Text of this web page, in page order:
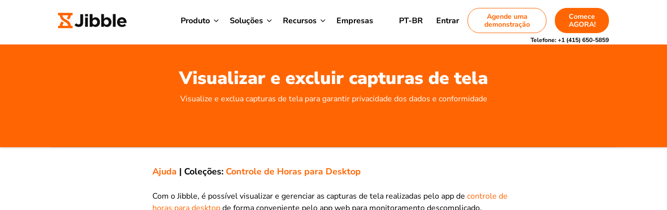
Produto Soluções Recursos Empresas PT-BR Entrar
Agende uma
demonstração
Comece
AGORA!
Telefone:+1 (415) 650-5859
Visualizar e excluir capturas de tela
Visualize e exclua capturas de tela para garantir privacidade dos dados e conformidade
Ajuda | Coleções: Controle de Horas para Desktop
Com o Jibble, é possível visualizar e gerenciar as capturas de tela realizadas pelo app de controle de